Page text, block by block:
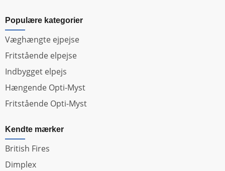
Populære kategorier
Væghængte ejpejse
Fritstående elpejse
Indbygget elpejs
Hængende Opti-Myst
Fritstående Opti-Myst
Kendte mærker
British Fires
Dimplex